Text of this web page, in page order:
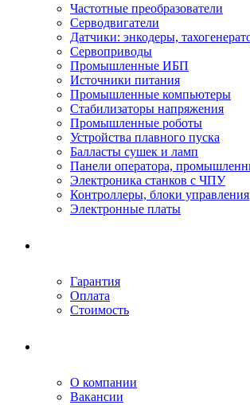
Частотные преобразователи
Серводвигатели
Датчики: энкодеры,
Сервоприводы
Промышленные ИБП
Источники питания
Промышленные компьютеры
Стабилизаторы напряжения
Промышленные роботы
Устройства плавного пуска
Балласты сушек и ламп
Панели оператора,
Электроника станков с ЧПУ
Контроллеры, блоки управления
Электронные платы
Гарантия
Оплата
Стоимость
О компании
Вакансии